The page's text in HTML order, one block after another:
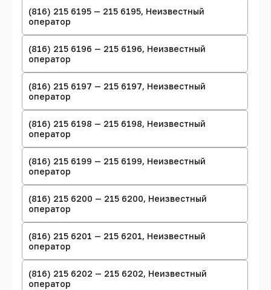
(816) 215 6195 — 215 6195, Неизвестный
оператор
(816) 215 6196 — 215 6196, Неизвестный
оператор
(816) 215 6197 — 215 6197, Неизвестный
оператор
(816) 215 6198 — 215 6198, Неизвестный
оператор
(816) 215 6199 — 215 6199, Неизвестный
оператор
(816) 215 6200 — 215 6200, Неизвестный
оператор
(816) 215 6201 — 215 6201, Неизвестный
оператор
(816) 215 6202 — 215 6202, Неизвестный
оператор